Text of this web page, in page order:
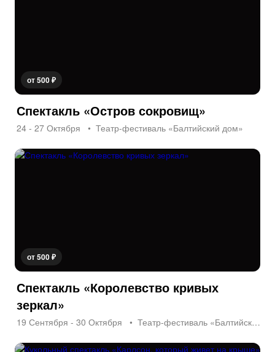
от 500 ₽
Спектакль «Остров сокровищ»
24 - 27 Октября Театр-фестиваль «Балтийский дом»
от 500 ₽
Спектакль «Королевство кривых
зеркал»
19 Сентября - 30 Октября Театр-фестиваль «Балтийский дом»